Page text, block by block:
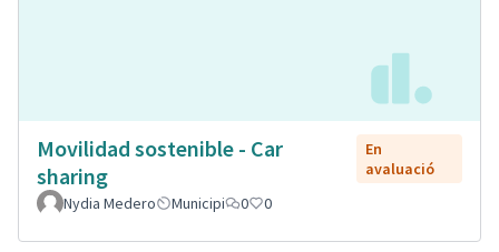
Movilidad sostenible - Car
sharing
En
avaluació
Nydia Medero
Municipi 0 0